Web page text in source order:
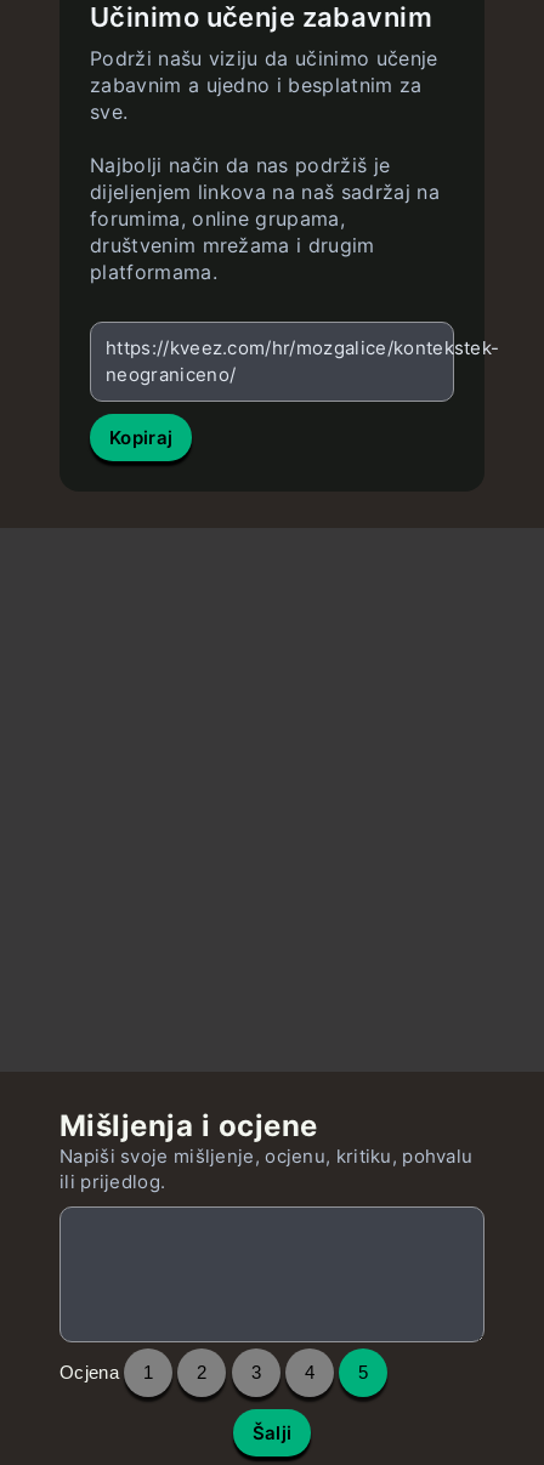
Učinimo učenje zabavnim
Podrži našu viziju da učinimo učenje
zabavnim a ujedno i besplatnim za
sve.
Najbolji način da nas podržiš je
dijeljenjem linkova na naš sadržaj na
forumima, online grupama,
društvenim mrežama i drugim
platformama.
https://kveez.com/hr/mozgalice/kontekstek-
neograniceno/
Kopiraj
Mišljenja i ocjene
Napiši svoje mišljenje, ocjenu, kritiku, pohvalu
ili prijedlog.
Ocjena 1 2 3 4 5
Šalji